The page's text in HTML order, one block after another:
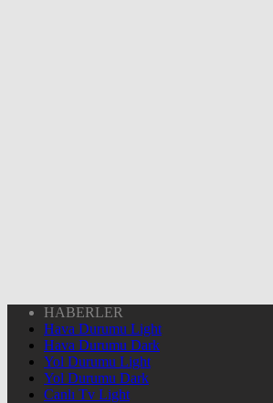
HABERLER
Hava Durumu Light
Hava Durumu Dark
Yol Durumu Light
Yol Durumu Dark
Canlı Tv Light